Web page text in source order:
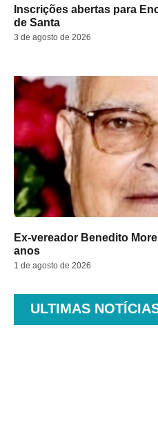
Inscrições abertas para
de Santa
3 de agosto de 2026
Ex-vereador Benedito
anos
1 de agosto de 2026
ULTIMAS